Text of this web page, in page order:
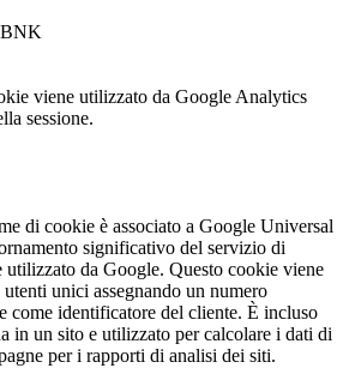
viene utilizzato da Google Analytics
sessione.
di cookie è associato a Google Universal
significativo del servizio di
utilizzato da Google. Questo cookie viene
unici assegnando un numero
come identificatore del cliente. È incluso
in un sito e utilizzato per calcolare i dati di
per i rapporti di analisi dei siti.